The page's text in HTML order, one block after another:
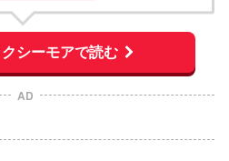
シーモアで読む
AD